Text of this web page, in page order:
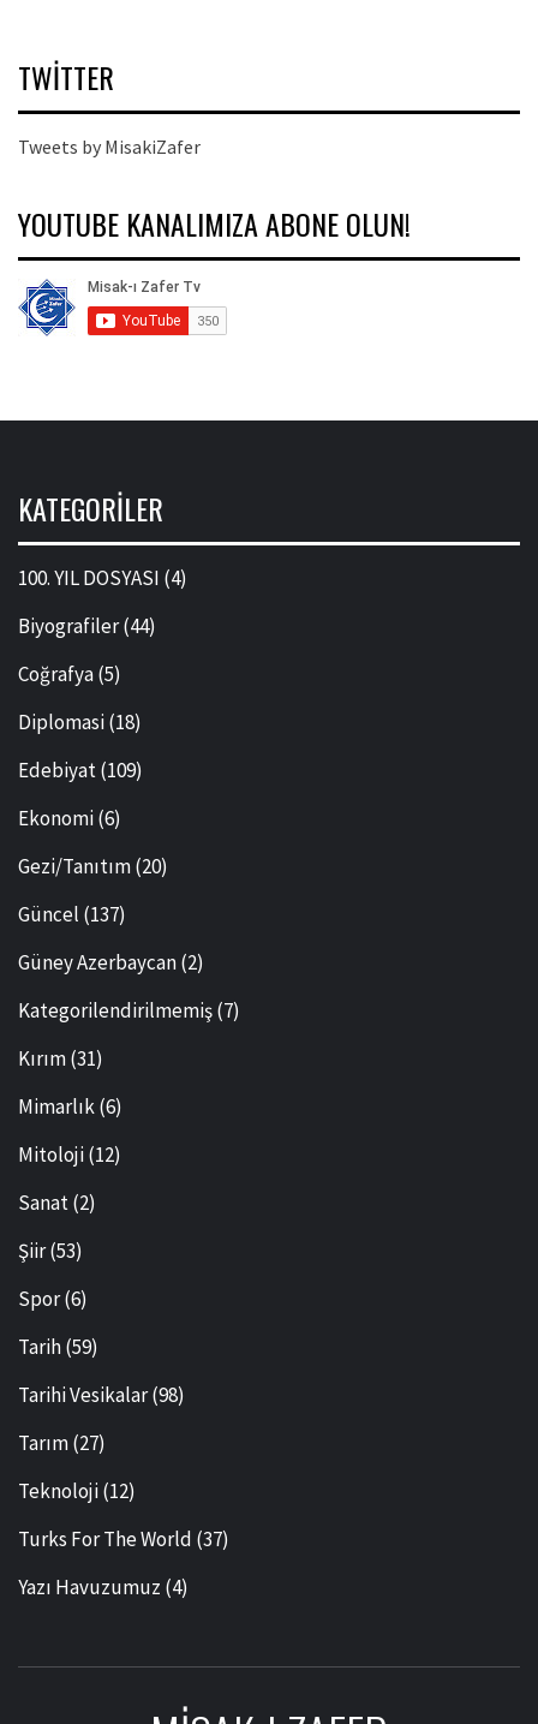
TWITTER
Tweets by MisakiZafer
YOUTUBE KANALIMIZA ABONE OLUN!
KATEGORILER
100. YIL DOSYASI (4)
Biyografiler(44)
Coğrafya(5)
Diplomasi(18)
Edebiyat(109)
Ekonomi(6)
Gezi/Tanıtım(20)
Güncel (137)
Güney Azerbaycan(2)
Kategorilendirilmemiş(7)
Kırım(31)
Mimarlık(6)
Mitoloji(12)
Sanat(2)
Şiir(53)
Spor(6)
Tarih(59)
Tarihi Vesikalar(98)
Tarım(27)
Teknoloji(12)
Turks For The World (37)
Yazı Havuzumuz (4)